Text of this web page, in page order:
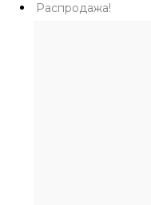
Распродажа!